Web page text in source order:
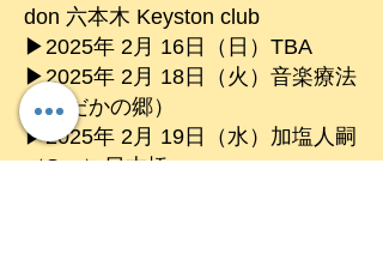
don 六本木 Keyston club
▶︎2025年 2月 16日（日）TBA
▶︎2025年 2月 18日
（火）音楽療法
（おだかの郷）
▶︎2025年 2月 19日
（水）加塩人嗣
（Sax）日本橋